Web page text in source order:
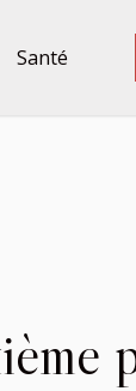
Santé